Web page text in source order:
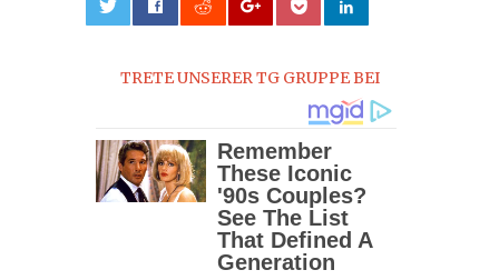
TRETE UNSERER TG GRUPPE BEI